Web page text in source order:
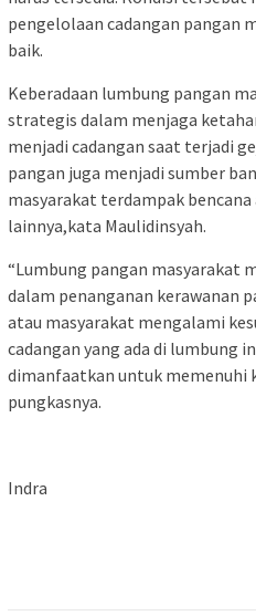
pengelolaan cadangan pangan
baik.
Keberadaan lumbung pangan
strategis dalam menjaga
menjadi cadangan saat terjadi
pangan juga menjadi sumber
masyarakat terdampak
lainnya,kata Maulidinsyah.
“Lumbung pangan masyarakat
dalam penanganan kerawanan
atau masyarakat mengalami
cadangan yang ada di lumbung
dimanfaatkan untuk memenuhi
pungkasnya.
Indra